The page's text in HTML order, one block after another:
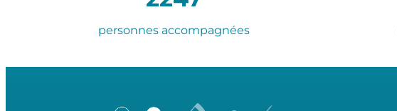
personnes accompagnées